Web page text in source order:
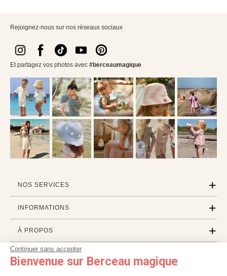
Continuer sans accepter
Bienvenue sur Berceau magique
Rejoignez-nous sur nos réseaux sociaux
Et partagez vos photos avec #berceaumagique
NOS SERVICES
INFORMATIONS
À PROPOS
PROFESSIONNELS